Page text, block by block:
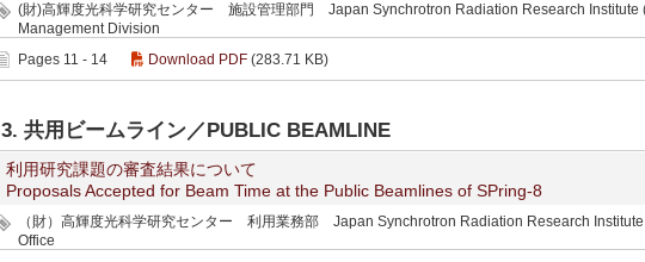
(財)高輝度光科学研究センター 施設管理部門 Japan Synchrotron Radiation Research Institute
Management Division
Pages 11 - 14
Download PDF (283.71 KB)
3. 共用ビームライン／PUBLIC BEAMLINE
利用研究課題の審査結果について
Proposals Accepted for Beam Time at the Public Beamlines of SPring-8
（財）高輝度光科学研究センター 利用業務部 Japan Synchrotron Radiation Research
Office